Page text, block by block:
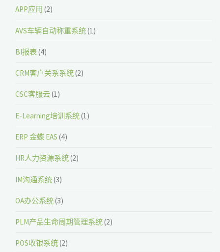
APP应用 (2)
AVS车辆自动称重系统(1)
BI报表(4)
CRM客户关系系统(2)
CSC客服云(1)
E-Learning培训系统(1)
ERP 金蝶 EAS (4)
HR人力资源系统(2)
IM沟通系统(3)
OA办公系统(3)
PLM产品生命周期管理系统(2)
POS收银系统(2)